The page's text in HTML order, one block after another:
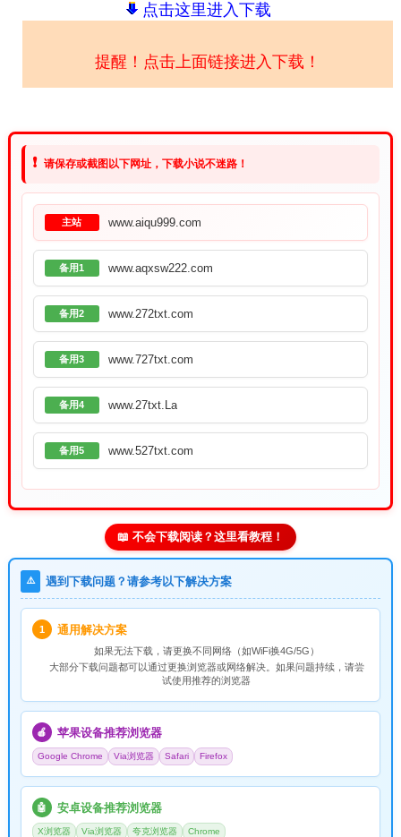
点击这里进入下载
提醒！点击上面链接进入下载！
❗ 请保存或截图以下网址，下载小说不迷路！
主站 www.aiqu999.com
备用1 www.aqxsw222.com
备用2 www.272txt.com
备用3 www.727txt.com
备用4 www.27txt.La
备用5 www.527txt.com
📖 不会下载阅读？这里看教程！
⚠️ 遇到下载问题？请参考以下解决方案
1 通用解决方案
如果无法下载，请更换不同网络（如WiFi换4G/5G）
大部分下载问题都可以通过更换浏览器或网络解决。如果问题持续，请尝
试使用推荐的浏览器
🍎 苹果设备推荐浏览器
Google Chrome Via浏览器 Safari Firefox
🤖 安卓设备推荐浏览器
X浏览器 Via浏览器 夸克浏览器 Chrome